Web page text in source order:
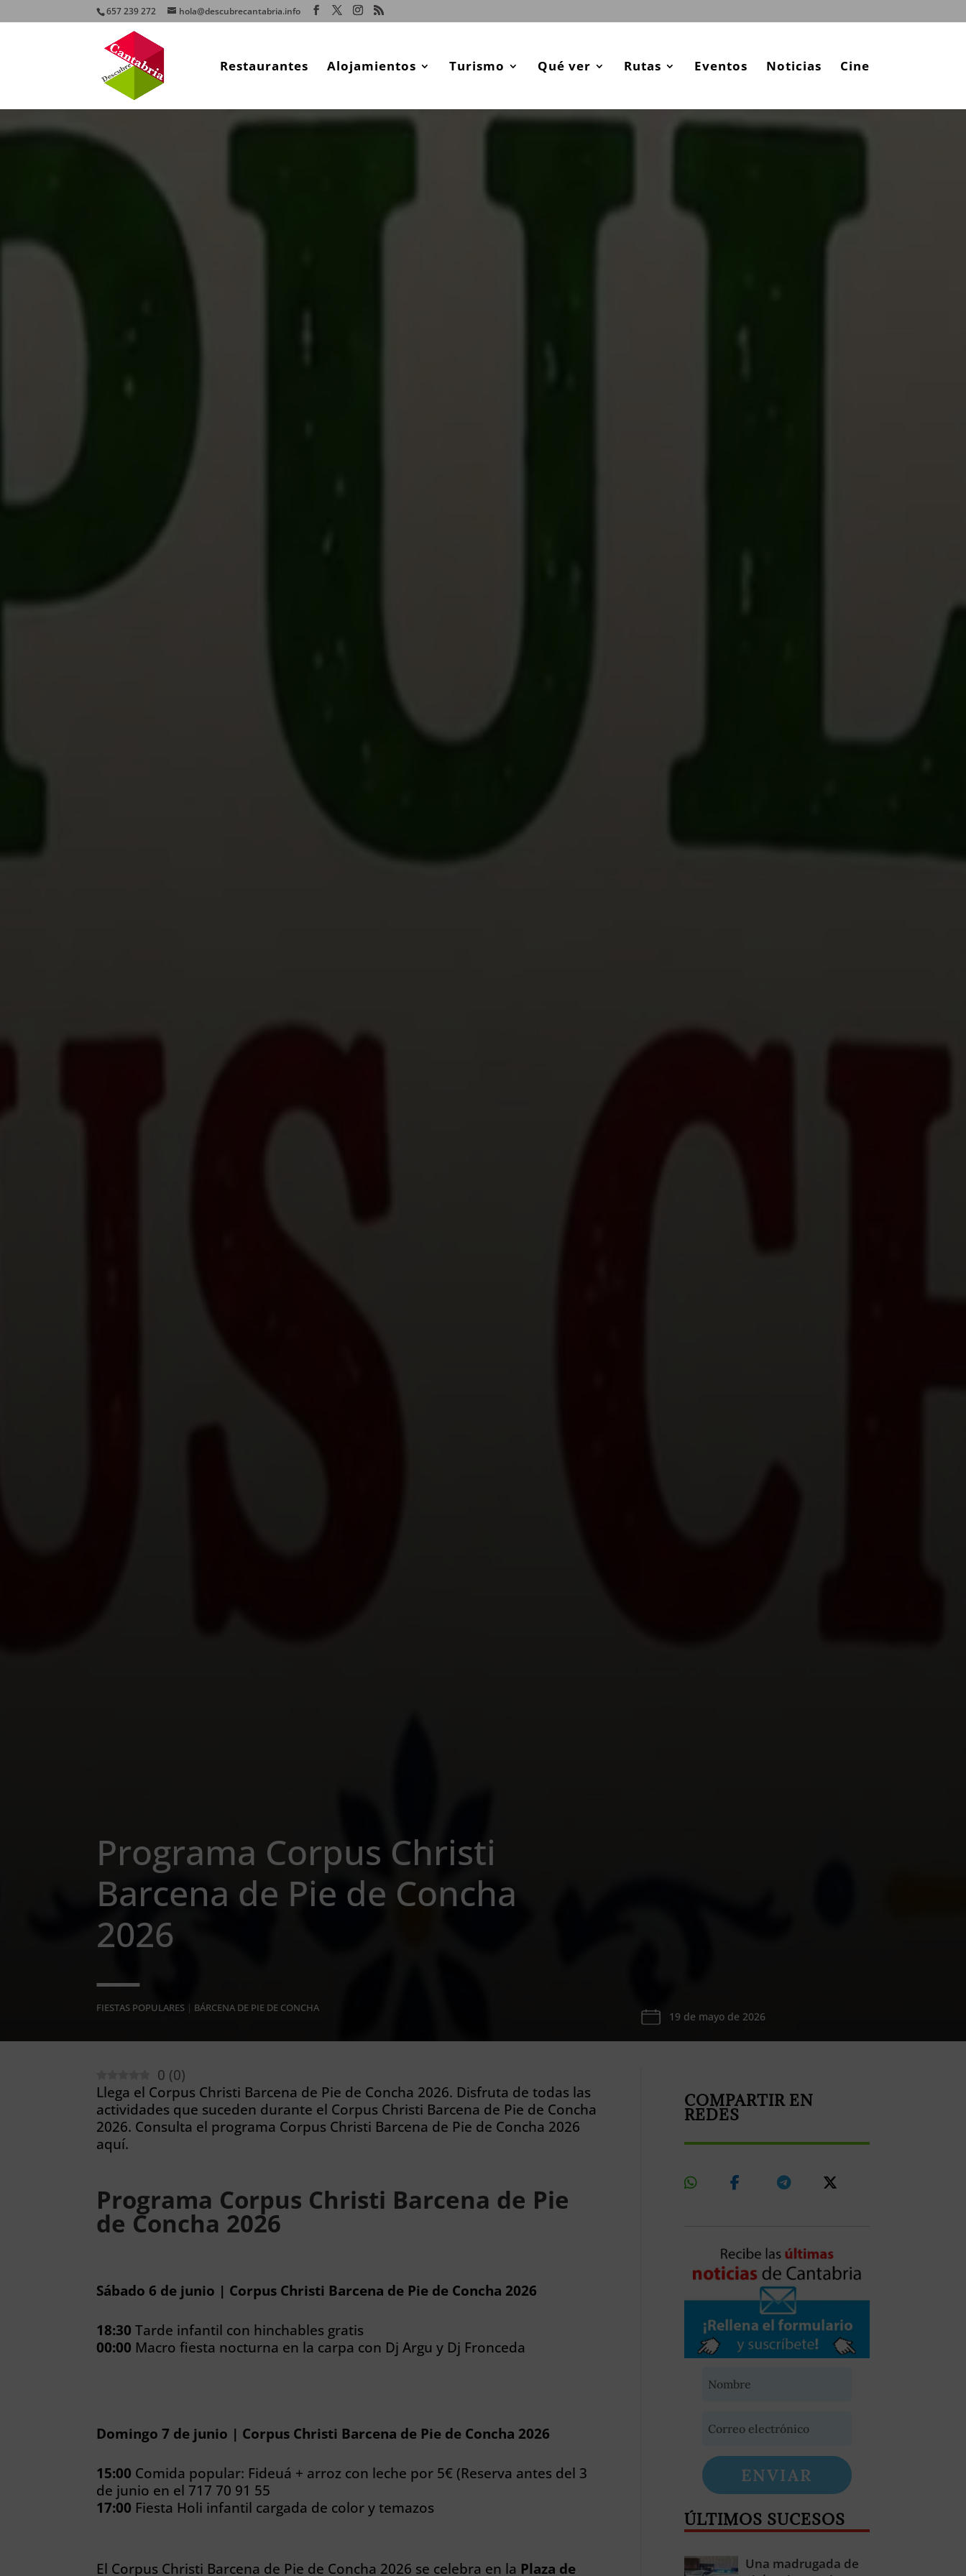
657 239 272 hola@descubrecantabria.info
Restaurantes Alojamientos Turismo Qué ver Rutas Eventos Noticias Cine
Programa Corpus Christi
Barcena de Pie de Concha
2026
FIESTAS POPULARES | BÁRCENA DE PIE DE CONCHA
19 de mayo de 2026
0 (0)
Llega el Corpus Christi Barcena de Pie de Concha 2026. Disfruta de todas las
actividades que suceden durante el Corpus Christi Barcena de Pie de Concha
2026. Consulta el programa Corpus Christi Barcena de Pie de Concha 2026
aquí.
Programa Corpus Christi Barcena de Pie
de Concha 2026
Sábado 6 de junio | Corpus Christi Barcena de Pie de Concha 2026
18:30 Tarde infantil con hinchables gratis
00:00 Macro fiesta nocturna en la carpa con Dj Argu y Dj Fronceda
Domingo 7 de junio | Corpus Christi Barcena de Pie de Concha 2026
15:00 Comida popular: Fideuá + arroz con leche por 5€ (Reserva antes del 3
de junio en el 717 70 91 55
17:00 Fiesta Holi infantil cargada de color y temazos
El Corpus Christi Barcena de Pie de Concha 2026 se celebra en la Plaza de
COMPARTIR EN
REDES
ENVIAR
ÚLTIMOS SUCESOS
Una madrugada de